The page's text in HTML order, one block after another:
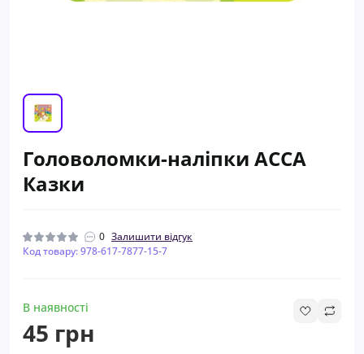
Головоломки-наліпки АССА
Казки
0 Залишити відгук
Код товару: 978-617-7877-15-7
В наявності
45 грн